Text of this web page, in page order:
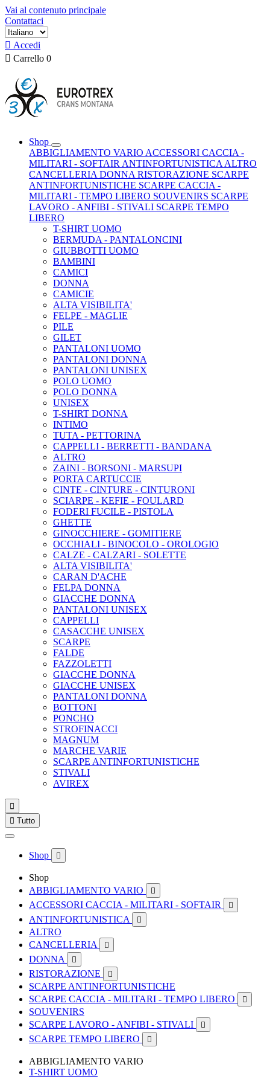
Vai al contenuto principale
Contattaci
 Accedi
 Carrello 0
Shop
ABBIGLIAMENTO VARIO ACCESSORI CACCIA -
MILITARI - SOFTAIR ANTINFORTUNISTICA ALTRO
CANCELLERIA DONNA RISTORAZIONE SCARPE
ANTINFORTUNISTICHE SCARPE CACCIA -
MILITARI - TEMPO LIBERO SOUVENIRS SCARPE
LAVORO - ANFIBI - STIVALI SCARPE TEMPO
LIBERO
T-SHIRT UOMO
BERMUDA - PANTALONCINI
GIUBBOTTI UOMO
BAMBINI
CAMICI
DONNA
CAMICIE
ALTA VISIBILITA'
FELPE - MAGLIE
PILE
GILET
PANTALONI UOMO
PANTALONI DONNA
PANTALONI UNISEX
POLO UOMO
POLO DONNA
UNISEX
T-SHIRT DONNA
INTIMO
TUTA - PETTORINA
CAPPELLI - BERRETTI - BANDANA
ALTRO
ZAINI - BORSONI - MARSUPI
PORTA CARTUCCIE
CINTE - CINTURE - CINTURONI
SCIARPE - KEFIE - FOULARD
FODERI FUCILE - PISTOLA
GHETTE
GINOCCHIERE - GOMITIERE
OCCHIALI - BINOCOLO - OROLOGIO
CALZE - CALZARI - SOLETTE
ALTA VISIBILITA'
CARAN D'ACHE
FELPA DONNA
GIACCHE DONNA
PANTALONI UNISEX
CAPPELLI
CASACCHE UNISEX
SCARPE
FALDE
FAZZOLETTI
GIACCHE DONNA
GIACCHE UNISEX
PANTALONI DONNA
BOTTONI
PONCHO
STROFINACCI
MAGNUM
MARCHE VARIE
SCARPE ANTINFORTUNISTICHE
STIVALI
AVIREX

 Tutto
Shop 
Shop
ABBIGLIAMENTO VARIO

ACCESSORI CACCIA - MILITARI - SOFTAIR 
ANTINFORTUNISTICA 
ALTRO
CANCELLERIA

DONNA 
RISTORAZIONE 
SCARPE ANTINFORTUNISTICHE
SCARPE CACCIA - MILITARI - TEMPO LIBERO

SOUVENIRS
SCARPE LAVORO - ANFIBI - STIVALI

SCARPE TEMPO LIBERO 
ABBIGLIAMENTO VARIO
T-SHIRT UOMO